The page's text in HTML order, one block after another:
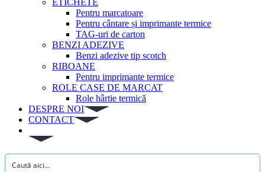
ETICHETE
Pentru marcatoare
Pentru cântare și imprimante termice
TAG-uri de carton
BENZI ADEZIVE
Benzi adezive tip scotch
RIBOANE
Pentru imprimante termice
ROLE CASE DE MARCAT
Role hârtie termică
DESPRE NOI
CONTACT